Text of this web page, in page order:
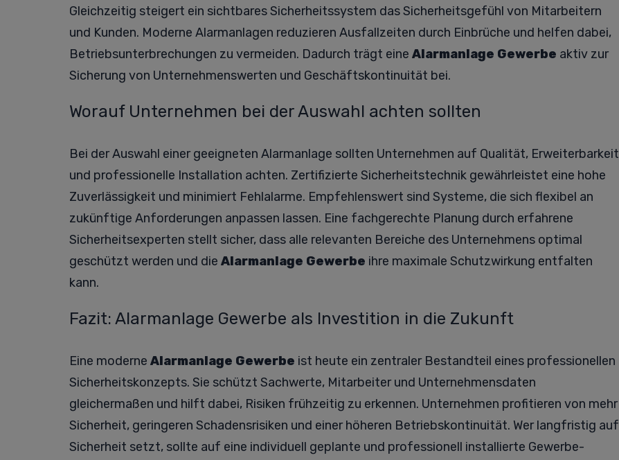
Gleichzeitig steigert ein sichtbares Sicherheitssystem das Sicherheitsgefühl von Mitarbeitern
und Kunden. Moderne Alarmanlagen reduzieren Ausfallzeiten durch Einbrüche und helfen dabei,
Betriebsunterbrechungen zu vermeiden. Dadurch trägt eine Alarmanlage Gewerbe aktiv zur
Sicherung von Unternehmenswerten und Geschäftskontinuität bei.
Worauf Unternehmen bei der Auswahl achten sollten
Bei der Auswahl einer geeigneten Alarmanlage sollten Unternehmen auf Qualität, Erweiterbarkeit
und professionelle Installation achten. Zertifizierte Sicherheitstechnik gewährleistet eine hohe
Zuverlässigkeit und minimiert Fehlalarme. Empfehlenswert sind Systeme, die sich flexibel an
zukünftige Anforderungen anpassen lassen. Eine fachgerechte Planung durch erfahrene
Sicherheitsexperten stellt sicher, dass alle relevanten Bereiche des Unternehmens optimal
geschützt werden und die Alarmanlage Gewerbe ihre maximale Schutzwirkung entfalten
kann.
Fazit: Alarmanlage Gewerbe als Investition in die Zukunft
Eine moderne Alarmanlage Gewerbe ist heute ein zentraler Bestandteil eines professionellen
Sicherheitskonzepts. Sie schützt Sachwerte, Mitarbeiter und Unternehmensdaten
gleichermaßen und hilft dabei, Risiken frühzeitig zu erkennen. Unternehmen profitieren von mehr
Sicherheit, geringeren Schadensrisiken und einer höheren Betriebskontinuität. Wer langfristig auf
Sicherheit setzt, sollte auf eine individuell geplante und professionell installierte Gewerbe-